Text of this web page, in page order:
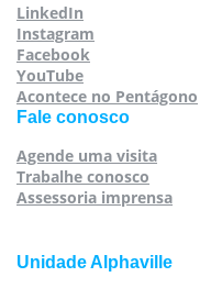
LinkedIn
Instagram
Facebook
YouTube
Acontece no Pentágono
Fale conosco
Agende uma visita
Trabalhe conosco
Assessoria imprensa
Unidade Alphaville